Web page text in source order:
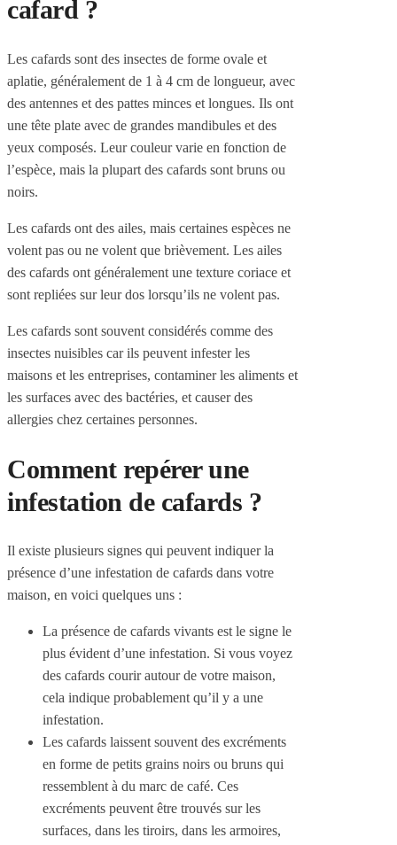
cafard ?
Les cafards sont des insectes de forme ovale et
aplatie, généralement de 1 à 4 cm de longueur, avec
des antennes et des pattes minces et longues. Ils ont
une tête plate avec de grandes mandibules et des
yeux composés. Leur couleur varie en fonction de
l’espèce, mais la plupart des cafards sont bruns ou
noirs.
Les cafards ont des ailes, mais certaines espèces ne
volent pas ou ne volent que brièvement. Les ailes
des cafards ont généralement une texture coriace et
sont repliées sur leur dos lorsqu’ils ne volent pas.
Les cafards sont souvent considérés comme des
insectes nuisibles car ils peuvent infester les
maisons et les entreprises, contaminer les aliments et
les surfaces avec des bactéries, et causer des
allergies chez certaines personnes.
Comment repérer une
infestation de cafards ?
Il existe plusieurs signes qui peuvent indiquer la
présence d’une infestation de cafards dans votre
maison, en voici quelques uns :
La présence de cafards vivants est le signe le
plus évident d’une infestation. Si vous voyez
des cafards courir autour de votre maison,
cela indique probablement qu’il y a une
infestation.
Les cafards laissent souvent des excréments
en forme de petits grains noirs ou bruns qui
ressemblent à du marc de café. Ces
excréments peuvent être trouvés sur les
surfaces, dans les tiroirs, dans les armoires,